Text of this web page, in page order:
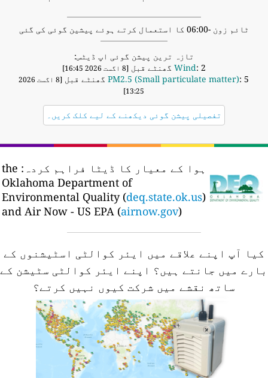
ٹائم زون -06:00 کا استعمال کرتے ہوئے پیشین گوئی کی گئی
تازہ ترین پیشن گوئی اپ ڈیٹس:
Wind : 2 گھنٹے قبل
PM2.5 (Small particulate matter) : 5 گھنٹے قبل
[8 اگست 2026
13:25]
تفصیلی پیشن گوئی دیکھنے کے لیے کلک کریں۔
ہوا کے معیار کا ڈیٹا فراہم کردہ:
the
Oklahoma Department of
Environmental Quality (deq.state.ok.us)
and Air Now - US EPA (airnow.gov)
کیا آپ اپنے علاقے میں ایئر کوالٹی اسٹیشنوں کے
میں جانتے ہیں؟
اپنے ایئر کوالٹی سٹیشن کے
ساتھ نقشے میں شرکت کیوں نہیں کرتے؟